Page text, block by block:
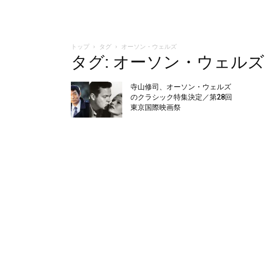
トップ タグ オーソン・ウェルズ
タグ: オーソン・ウェルズ
寺山修司、オーソン・ウェルズ
のクラシック特集決定／第28回
東京国際映画祭